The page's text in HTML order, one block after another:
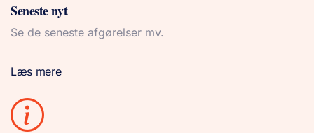
Seneste nyt
Se de seneste afgørelser mv.
Læs mere